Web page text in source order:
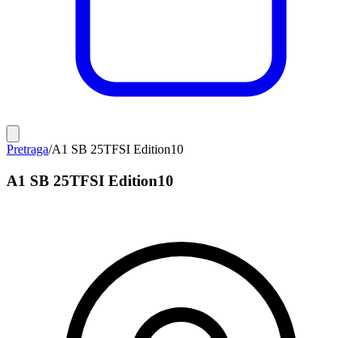
Pretraga/A1 SB 25TFSI Edition10
A1 SB 25TFSI Edition10